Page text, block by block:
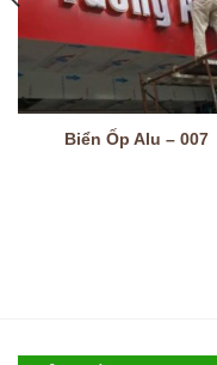
Biển Ốp Alu – 007